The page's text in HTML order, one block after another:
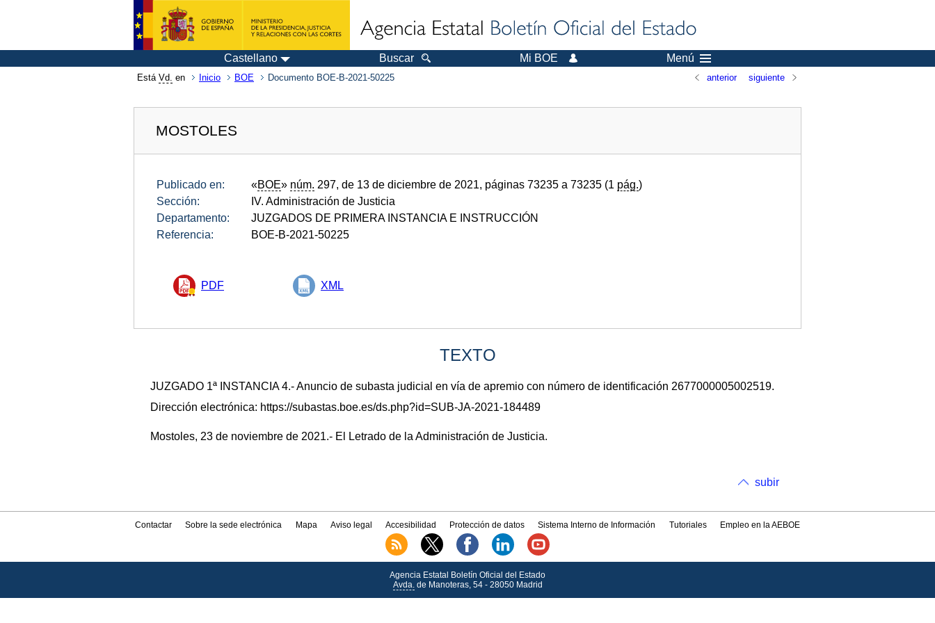
Castellano Buscar Mi BOE Menú
Está Vd. en Inicio BOE Documento BOE-B-2021-50225 anterior siguiente
MOSTOLES
Publicado en: «BOE» núm. 297, de 13 de diciembre de 2021, páginas 73235 a 73235 (1 pág.)
Sección:
IV. Administración de Justicia
Departamento:
JUZGADOS DE PRIMERA INSTANCIA E INSTRUCCIÓN
Referencia:
BOE-B-2021-50225
PDF XML
TEXTO
JUZGADO 1ª INSTANCIA 4.- Anuncio de subasta judicial en vía de apremio con número de identificación 2677000005002519.
Dirección electrónica: https://subastas.boe.es/ds.php?id=SUB-JA-2021-184489
Mostoles, 23 de noviembre de 2021.- El Letrado de la Administración de Justicia.
subir
Contactar Sobre la sede electrónica Mapa Aviso legal Accesibilidad Protección de datos Sistema Interno de Información Tutoriales Empleo en la AEBOE
Agencia Estatal Boletín Oficial del Estado
Avda.de Manoteras, 54 - 28050 Madrid